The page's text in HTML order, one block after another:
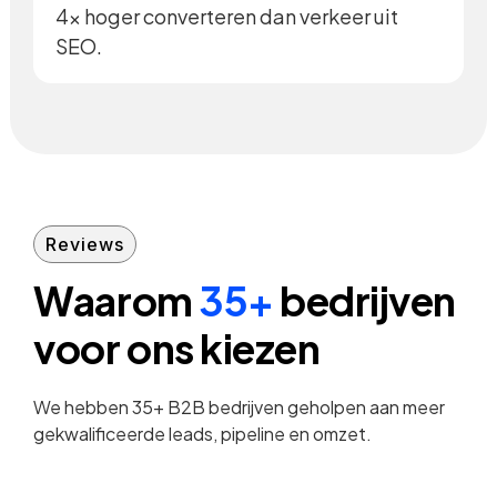
4x hoger converteren dan verkeer uit
SEO.
Reviews
Waarom35+ bedrijven
voor ons kiezen
We hebben 35+ B2B bedrijven geholpen aan meer
gekwalificeerde leads, pipeline en omzet.